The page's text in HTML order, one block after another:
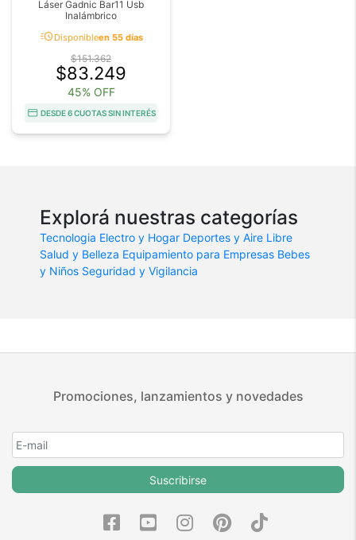
Láser Gadnic Bar11 Usb
Inalámbrico
acuteDisponibleen 55 días
$151.362
$83.249
45% OFF
DESDE 6 CUOTAS SIN INTERÉS
Explorá nuestras categorías
Tecnologia Electro y Hogar Deportes y Aire Libre
Salud y Belleza Equipamiento para Empresas Bebes
y Niños Seguridad y Vigilancia
Promociones, lanzamientos y novedades
Suscribirse